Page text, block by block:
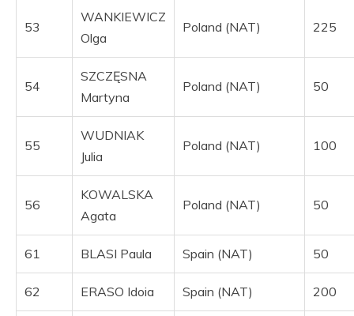
53
WANKIEWICZ
Olga
Poland (NAT) 225
54
SZCZĘSNA
Martyna
Poland (NAT) 50
55
WUDNIAK
Julia
Poland (NAT) 100
56
KOWALSKA
Agata
Poland (NAT) 50
61 BLASI Paula Spain (NAT) 50
62 ERASO Idoia Spain (NAT) 200